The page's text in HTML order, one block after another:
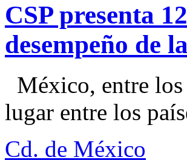
CSP presenta
desempeño de
México, entre
lugar entre los
Cd. de México